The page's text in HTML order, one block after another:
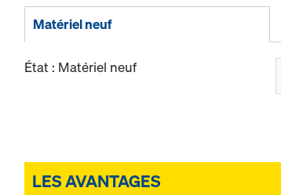
Matériel neuf
État : Matériel neuf
LES AVANTAGES